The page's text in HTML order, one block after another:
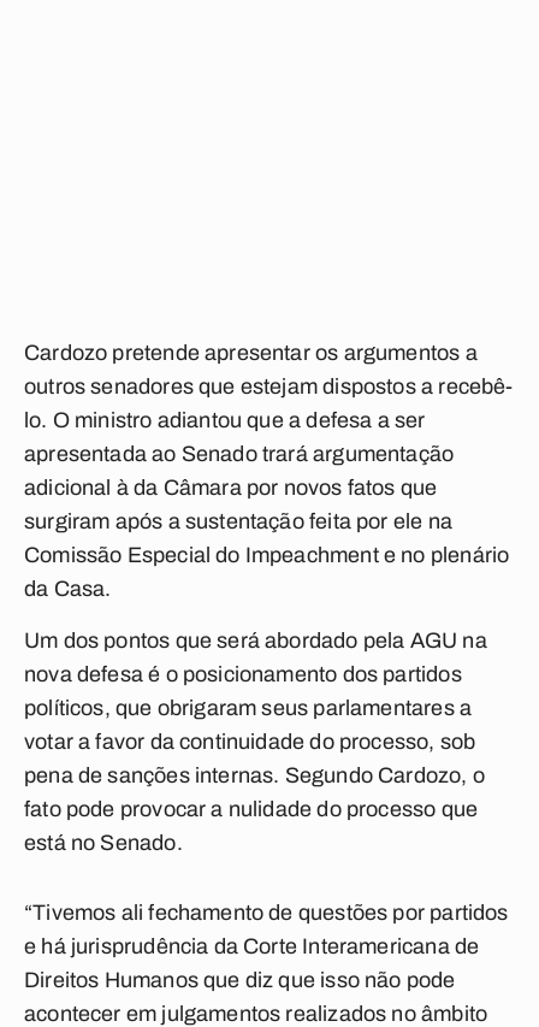
Cardozo pretende apresentar os argumentos a
outros senadores que estejam dispostos a recebê-
lo. O ministro adiantou que a defesa a ser
apresentada ao Senado trará argumentação
adicional à da Câmara por novos fatos que
surgiram após a sustentação feita por ele na
Comissão Especial do Impeachment e no plenário
da Casa.
Um dos pontos que será abordado pela AGU na
nova defesa é o posicionamento dos partidos
políticos, que obrigaram seus parlamentares a
votar a favor da continuidade do processo, sob
pena de sanções internas. Segundo Cardozo, o
fato pode provocar a nulidade do processo que
está no Senado.
“Tivemos ali fechamento de questões por partidos
e há jurisprudência da Corte Interamericana de
Direitos Humanos que diz que isso não pode
acontecer em julgamentos realizados no âmbito